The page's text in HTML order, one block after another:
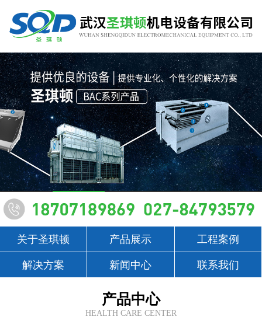
关于圣琪顿 产品展示 工程案例
解决方案 新闻中心 联系我们
产品中心
HEALTH CARE CENTER